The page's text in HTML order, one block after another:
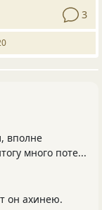
3
вполне
много поте...
он ахинею.